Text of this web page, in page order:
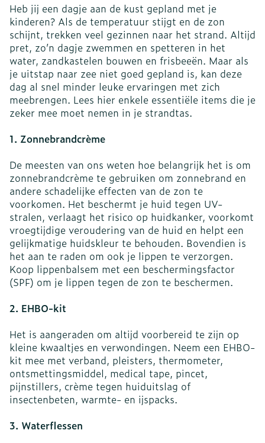
Heb jij een dagje aan de kust gepland met je
kinderen? Als de temperatuur stijgt en de zon
schijnt, trekken veel gezinnen naar het strand. Altijd
pret, zo’n dagje zwemmen en spetteren in het
water, zandkastelen bouwen en frisbeeën. Maar als
je uitstap naar zee niet goed gepland is, kan deze
dag al snel minder leuke ervaringen met zich
meebrengen. Lees hier enkele essentiële items die je
zeker mee moet nemen in je strandtas.
1. Zonnebrandcrème
De meesten van ons weten hoe belangrijk het is om
zonnebrandcrème te gebruiken om zonnebrand en
andere schadelijke effecten van de zon te
voorkomen. Het beschermt je huid tegen UV-
stralen, verlaagt het risico op huidkanker, voorkomt
vroegtijdige veroudering van de huid en helpt een
gelijkmatige huidskleur te behouden. Bovendien is
het aan te raden om ook je lippen te verzorgen.
Koop lippenbalsem met een beschermingsfactor
(SPF) om je lippen tegen de zon te beschermen.
2. EHBO-kit
Het is aangeraden om altijd voorbereid te zijn op
kleine kwaaltjes en verwondingen. Neem een EHBO-
kit mee met verband, pleisters, thermometer,
ontsmettingsmiddel, medical tape, pincet,
pijnstillers, crème tegen huiduitslag of
insectenbeten, warmte- en ijspacks.
3. Waterflessen